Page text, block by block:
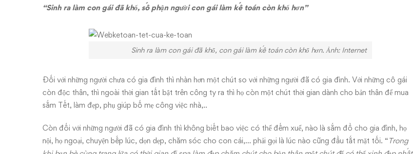
“Sinh ra làm con gái đã khổ, số phận người con gái làm kế toán còn khổ hơn”
Sinh ra làm con gái đã khổ, con gái làm kế toán còn khổ hơn. Ảnh: Internet
Đối với những người chưa có gia đình thì nhàn hơn một chút so với những người đã có gia đình. Với những cô gái
còn độc thân, thì ngoài thời gian tất bật trên công ty ra thì họ còn một chút thời gian dành cho bản thân để mua
sắm Tết, làm đẹp, phụ giúp bố mẹ công việc nhà,..
Còn đối với những người đã có gia đình thì không biết bao việc có thể đếm xuể, nào là sắm đồ cho gia đình, họ
nội, họ ngoại, chuyện bếp lúc, dọn dẹp, chăm sóc cho con cái,… phải gọi là lúc nào cũng đầu tắt mặt tối. “ Trong